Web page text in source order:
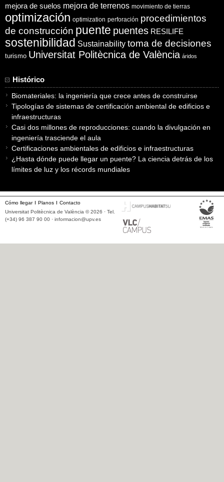
mejora de suelos mejora de terrenos movimiento de tierras
optimización optimization perforación procedimientos
de construcción puente puentes RESILIFE
sostenibilidad Sustainability toma de decisiones
turismo Universitat Politècnica de València áridos
Histórico
Biomateriales: la ingeniería que crece antes de construirse
Tipologías de sistemas de certificación ambiental de edificios e
infraestructuras
Casi dos millones de reproducciones: cuando la divulgación en
ingeniería trasciende el aula
Certificaciones ambientales de edificios e infraestructuras
¿Hasta dónde puede llegar un puente? La ciencia detrás de los
límites de luz y los récords mundiales
Cómo llegar Planos
Contacto
Universitat Politècnica de València © 2026 · Tel.
(+34) 96 387 90 00 · informacion@upv.es